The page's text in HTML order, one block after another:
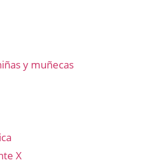
y muñecas
X